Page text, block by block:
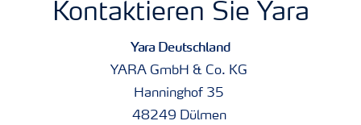
Kontaktieren Sie Yara
Yara Deutschland
YARA GmbH & Co. KG
Hanninghof 35
48249 Dülmen